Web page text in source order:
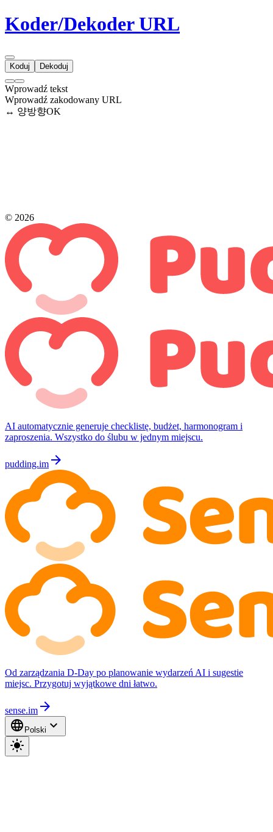
Koder/Dekoder URL
Koduj Dekoduj
Wprowadź tekst
Wprowadź zakodowany URL
↔ 양방향OK
© 2026
AI automatycznie generuje checklistę, budżet, harmonogram i
zaproszenia. Wszystko do ślubu w jednym miejscu.
pudding.im arrow_forward
Od zarządzania D-Day po planowanie wydarzeń AI i sugestie
miejsc. Przygotuj wyjątkowe dni łatwo.
sense.im arrow_forward
language Polski expand_more
light_mode